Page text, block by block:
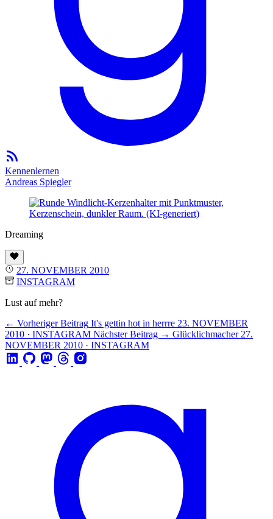
Kennenlernen
Andreas Spiegler
Dreaming
27. NOVEMBER 2010
INSTAGRAM
Lust auf mehr?
← Vorheriger Beitrag It's gettin hot in herrre 23. NOVEMBER
2010 · INSTAGRAM Nächster Beitrag → Glücklichmacher 27.
NOVEMBER 2010 · INSTAGRAM